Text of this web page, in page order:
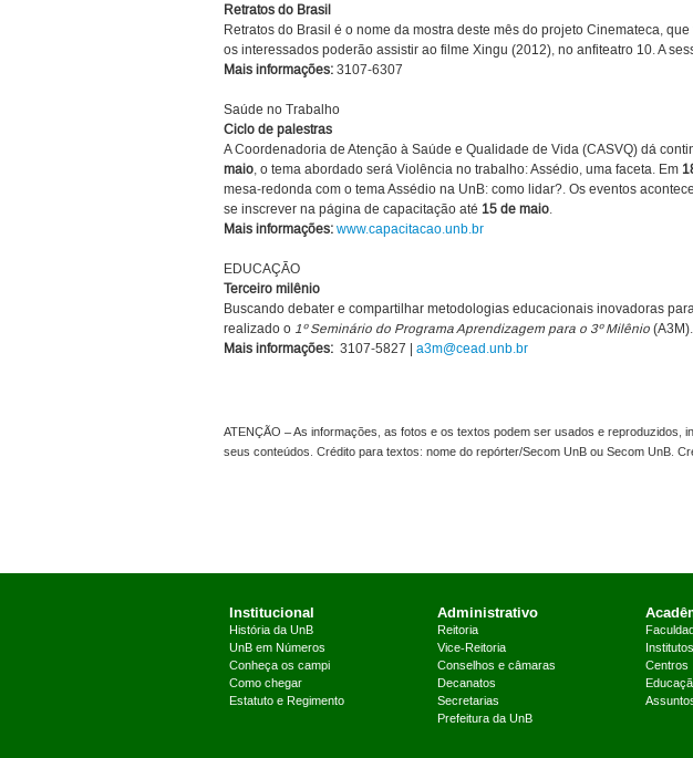
Retratos do Brasil
Retratos do Brasil é o nome da mostra deste mês do projeto Cinemateca,
os interessados poderão assistir ao filme Xingu (2012), no anfiteatro 10. A
Mais informações: 3107-6307
Saúde no Trabalho
Ciclo de palestras
A Coordenadoria de Atenção à Saúde e Qualidade de Vida (CASVQ) dá
maio, o tema abordado será Violência no trabalho: Assédio, uma faceta. Em
mesa-redonda com o tema Assédio na UnB: como lidar?. Os eventos
se inscrever na página de capacitação até 15 de maio.
Mais informações: www.capacitacao.unb.br
EDUCAÇÃO
Terceiro milênio
Buscando debater e compartilhar metodologias educacionais inovadoras
realizado o 1º Seminário do Programa Aprendizagem para o 3º Milênio
Mais informações: 3107-5827 | a3m@cead.unb.br
ATENÇÃO – As informações, as fotos e os textos podem ser usados e reproduzidos,
seus conteúdos. Crédito para textos: nome do repórter/Secom UnB ou Secom UnB.
Institucional
História da UnB
UnB em Números
Conheça os campi
Como chegar
Estatuto e Regimento
Administrativo
Reitoria
Vice-Reitoria
Conselhos e câmaras
Decanatos
Secretarias
Prefeitura da UnB
Institutos
Centros